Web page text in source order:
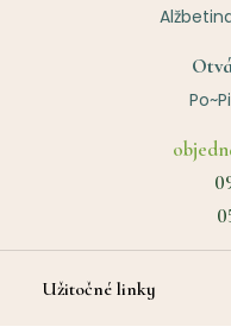
Užitočné linky